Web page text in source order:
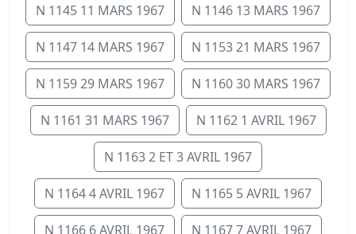
N 1145 11 MARS 1967 N 1146 13 MARS 1967
N 1147 14 MARS 1967 N 1153 21 MARS 1967
N 1159 29 MARS 1967 N 1160 30 MARS 1967
N 1161 31 MARS 1967 N 1162 1 AVRIL 1967
N 1163 2 ET 3 AVRIL 1967
N 1164 4 AVRIL 1967 N 1165 5 AVRIL 1967
N 1166 6 AVRIL 1967 N 1167 7 AVRIL 1967